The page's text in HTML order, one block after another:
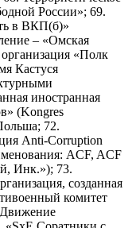
России»; 69.
в ВКП(б)»
– «Омская
«Полк
Кастуся
иностранная
(Kongres
72.
Anti-Corruption
ACF, ACF
Инк.»); 73.
созданная
комитет
Движение